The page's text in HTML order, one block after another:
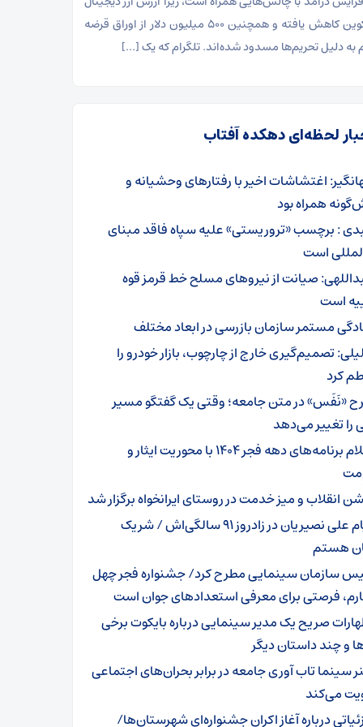
تون ‌کوین کاهش یافته و همچنین ۵۰۰ میلیون دلار از اوراق قرضه
به دلیل تحریم‌ها مسدود شده‌اند. تلگرام که یک […]
لحظه‌ای دهکده آفتاب
اغتشاشات اخیر با رفتارهای وحشیانه و
همراه بود
: برچسب «تروریستی» علیه سپاه فاقد مبنای
است
صیانت از نیروهای مسلح خط قرمز قوه
است
مستمر سازمان بازرسی در ابعاد مختلف
تصمیم‌گیری خارج از چارچوب، بازار خودرو را
کرد
«نَفَس» در متن جامعه؛ وقتی یک گفتگو مسیر
را تغییر می‌دهد
اعلام برنامه‌های دهه فجر ۱۴۰۴ با محوریت ایثار و
انقلاب و میز خدمت در روستای ایرانخواه برگزار شد
پیام علی نصیریان در زادروز ۹۱ سالگی‌اش / شریک
هستم
سازمان سینمایی مطرح کرد/ جشنواره فجر چهل
فرصتی برای معرفی استعدادهای جوان است
صریح یک مدیر سینمایی درباره بایکوت برخی
و چند داستان دیگر
سینما تاب آوری جامعه در برابر بحران‌های اجتماعی
می‌کند
درباره آغاز اکران جشنواره‌ای شهرستان‌ها/